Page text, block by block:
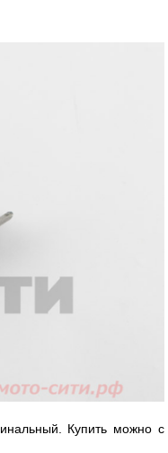
Купить можно с